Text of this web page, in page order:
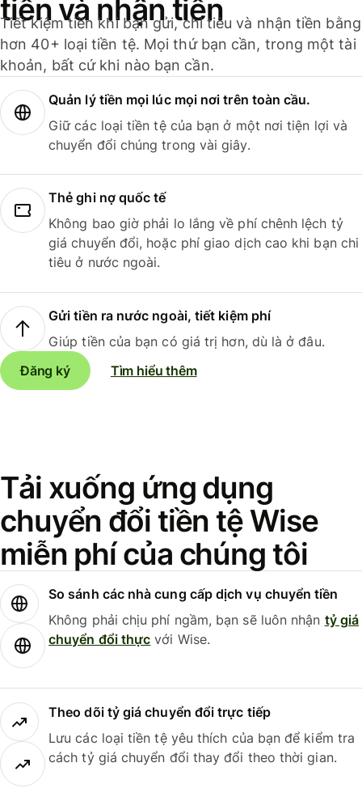
tiền và nhận tiền
Tiết kiệm tiền khi bạn gửi, chi tiêu và nhận tiền bằng
hơn 40+ loại tiền tệ. Mọi thứ bạn cần, trong một tài
khoản, bất cứ khi nào bạn cần.
Quản lý tiền mọi lúc mọi nơi trên toàn cầu.
Giữ các loại tiền tệ của bạn ở một nơi tiện lợi và
chuyển đổi chúng trong vài giây.
Thẻ ghi nợ quốc tế
Không bao giờ phải lo lắng về phí chênh lệch tỷ
giá chuyển đổi, hoặc phí giao dịch cao khi bạn chi
tiêu ở nước ngoài.
Gửi tiền ra nước ngoài, tiết kiệm phí
Giúp tiền của bạn có giá trị hơn, dù là ở đâu.
Đăng ký
Tìm hiểu thêm
Tải xuống ứng dụng
chuyển đổi tiền tệ Wise
miễn phí của chúng tôi
So sánh các nhà cung cấp dịch vụ chuyển tiền
Không phải chịu phí ngầm, bạn sẽ luôn nhận tỷ giá
chuyển đổi thực với Wise.
Theo dõi tỷ giá chuyển đổi trực tiếp
Lưu các loại tiền tệ yêu thích của bạn để kiểm tra
cách tỷ giá chuyển đổi thay đổi theo thời gian.